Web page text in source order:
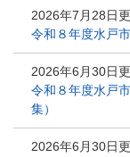
2026年7月28日
令和８年度水戸
2026年6月30日
令和８年度水戸
集）
2026年6月30日